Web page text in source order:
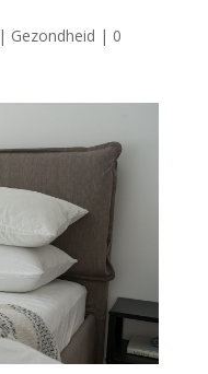
Gezondheid | 0